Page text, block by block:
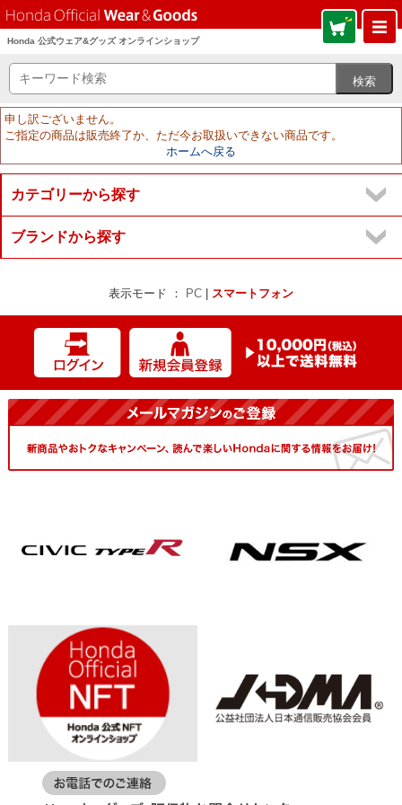
Honda 公式ウェア&グッズ オンラインショップ
申し訳ございません。
ご指定の商品は販売終了か、ただ今お取扱いできない商品です。
ホームへ戻る
カテゴリーから探す
ブランドから探す
表示モード ： PC スマートフォン